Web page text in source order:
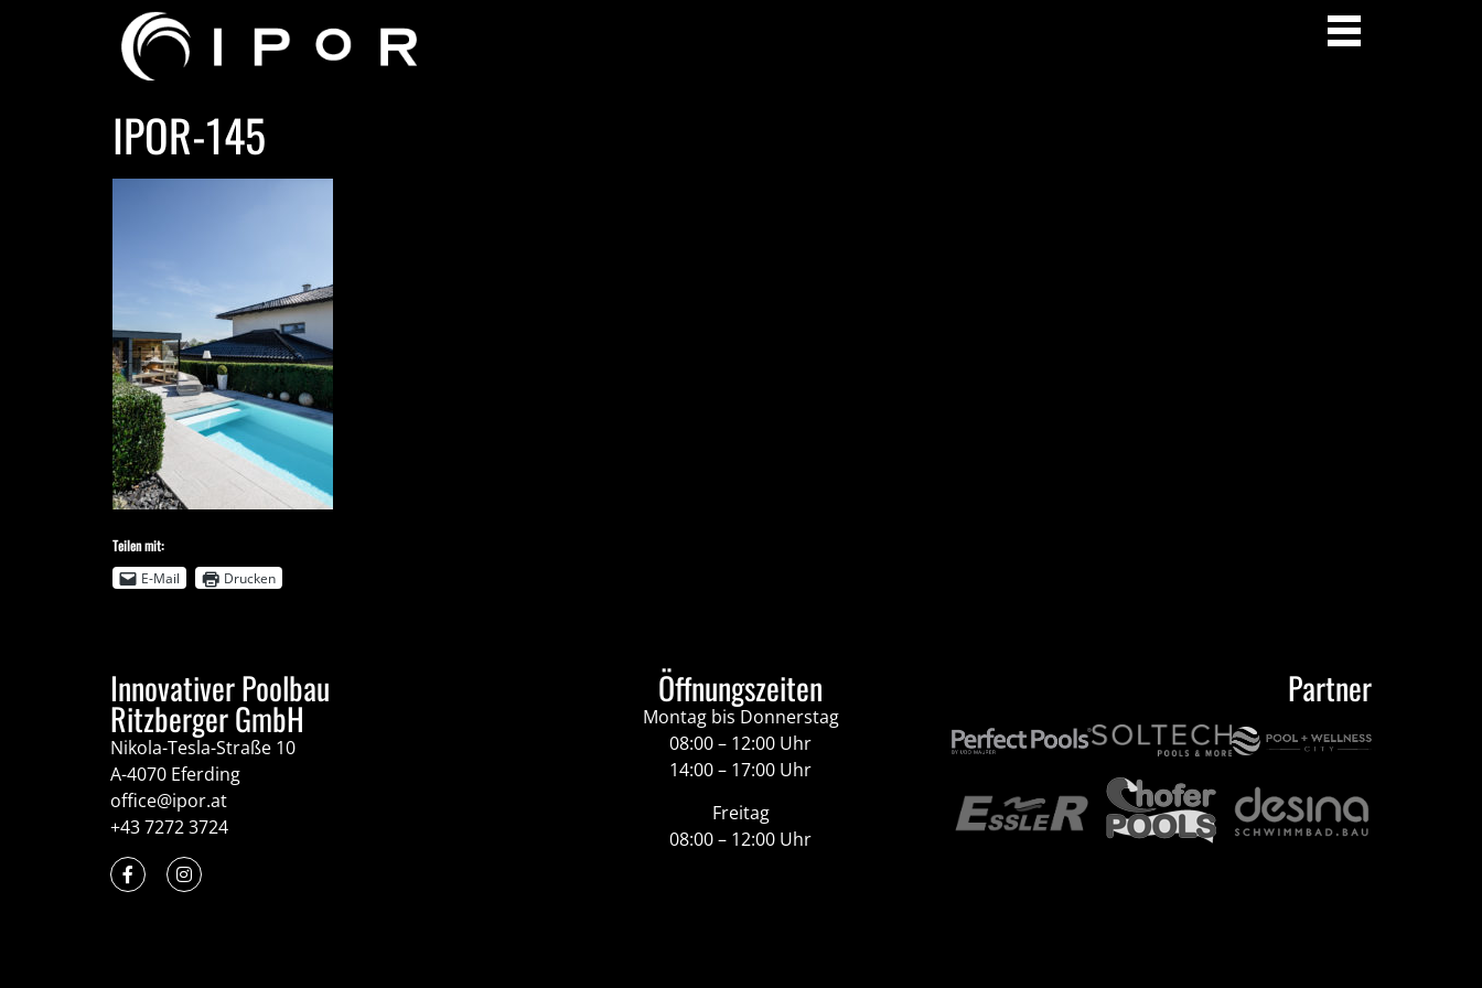
IPOR-145
Teilen mit:
E-Mail
Drucken
Innovativer Poolbau
Ritzberger GmbH
Nikola-Tesla-Straße 10
A-4070 Eferding
office@ipor.at
+43 7272 3724
Öffnungszeiten
Montag bis Donnerstag
08:00 – 12:00 Uhr
14:00 – 17:00 Uhr
Freitag
08:00 – 12:00 Uhr
Partner